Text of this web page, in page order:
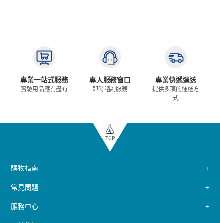
專業一站式服務
實驗用品應有盡有
專人服務窗口
即時諮詢服務
專業快遞運送
提供多項的運送方
式
TOP
購物指南
常見問題
服務中心